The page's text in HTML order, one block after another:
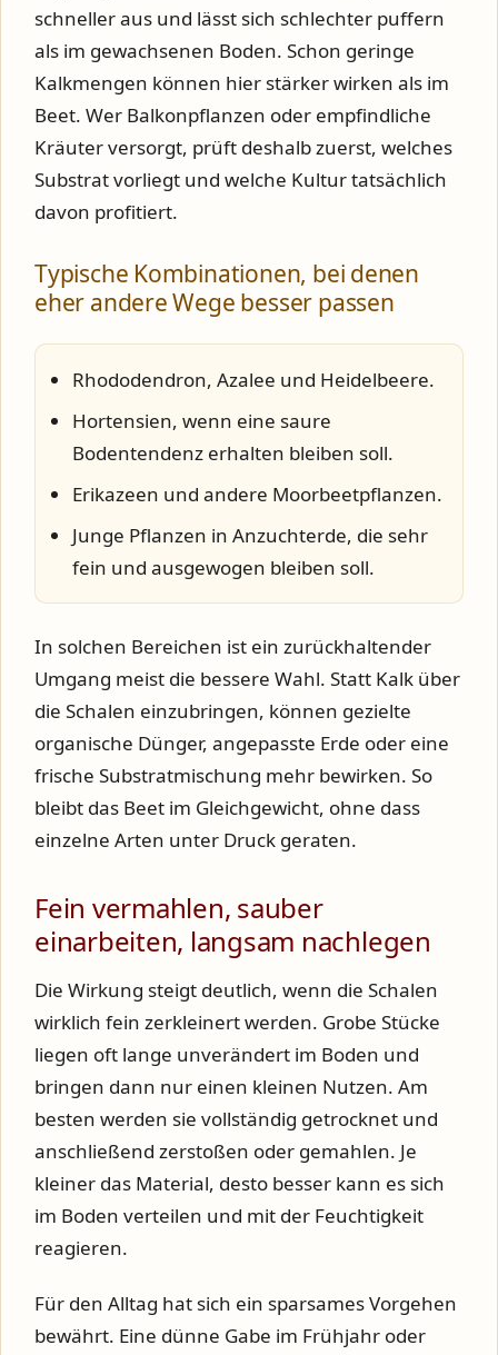
schneller aus und lässt sich schlechter puffern
als im gewachsenen Boden. Schon geringe
Kalkmengen können hier stärker wirken als im
Beet. Wer Balkonpflanzen oder empfindliche
Kräuter versorgt, prüft deshalb zuerst, welches
Substrat vorliegt und welche Kultur tatsächlich
davon profitiert.
Typische Kombinationen, bei denen
eher andere Wege besser passen
Rhododendron, Azalee und Heidelbeere.
Hortensien, wenn eine saure
Bodentendenz erhalten bleiben soll.
Erikazeen und andere Moorbeetpflanzen.
Junge Pflanzen in Anzuchterde, die sehr
fein und ausgewogen bleiben soll.
In solchen Bereichen ist ein zurückhaltender
Umgang meist die bessere Wahl. Statt Kalk über
die Schalen einzubringen, können gezielte
organische Dünger, angepasste Erde oder eine
frische Substratmischung mehr bewirken. So
bleibt das Beet im Gleichgewicht, ohne dass
einzelne Arten unter Druck geraten.
Fein vermahlen, sauber
einarbeiten, langsam nachlegen
Die Wirkung steigt deutlich, wenn die Schalen
wirklich fein zerkleinert werden. Grobe Stücke
liegen oft lange unverändert im Boden und
bringen dann nur einen kleinen Nutzen. Am
besten werden sie vollständig getrocknet und
anschließend zerstoßen oder gemahlen. Je
kleiner das Material, desto besser kann es sich
im Boden verteilen und mit der Feuchtigkeit
reagieren.
Für den Alltag hat sich ein sparsames Vorgehen
bewährt. Eine dünne Gabe im Frühjahr oder